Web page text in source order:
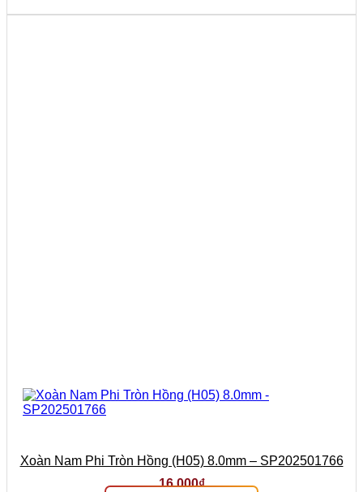
Xoàn Nam Phi Tròn Hồng (H05) 8.0mm – SP202501766
16.000₫